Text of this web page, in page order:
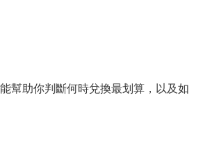
幫助你判斷何時兌換最划算，以及如